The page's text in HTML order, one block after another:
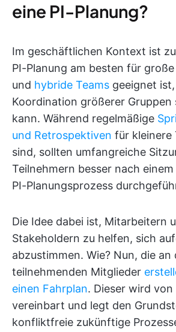
eine PI-Planung?
Im geschäftlichen Kontext ist
PI-Planung am besten für
und hybride Teams geeignet
Koordination größerer Gruppen
kann. Während regelmäßige
und Retrospektiven für kleinere
sind, sollten umfangreiche
Teilnehmern besser nach
PI-Planungsprozess
Die Idee dabei ist, Mitarbeitern
Stakeholdern zu helfen, sich
abzustimmen. Wie? Nun, die an
teilnehmenden Mitglieder
einen Fahrplan. Dieser wird von
vereinbart und legt den
konfliktfreie zukünftige